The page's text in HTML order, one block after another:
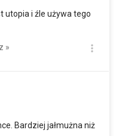
utopia i źle używa tego
»
Bardziej jałmużna niż